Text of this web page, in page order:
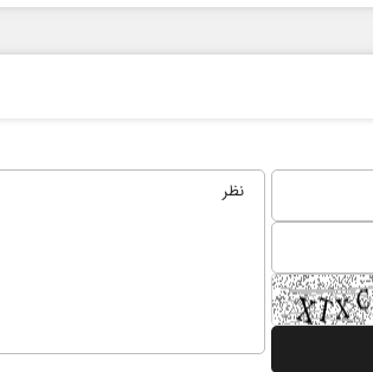
صفحات نخست روزنامه ها‌ی شنبه ۳ مردادماه